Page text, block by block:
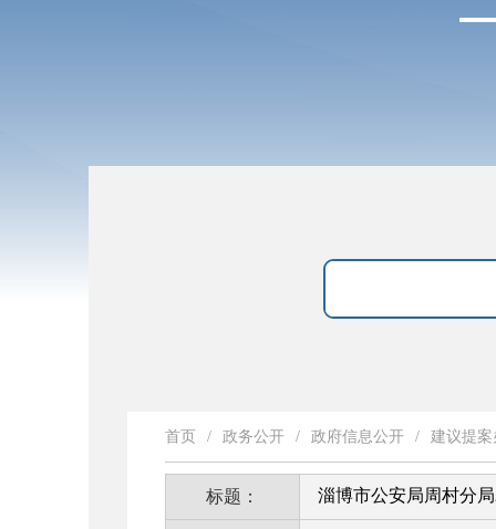
首页 / 政务公开 / 政府信息公开 / 建议提案
标题： 淄博市公安局周村分